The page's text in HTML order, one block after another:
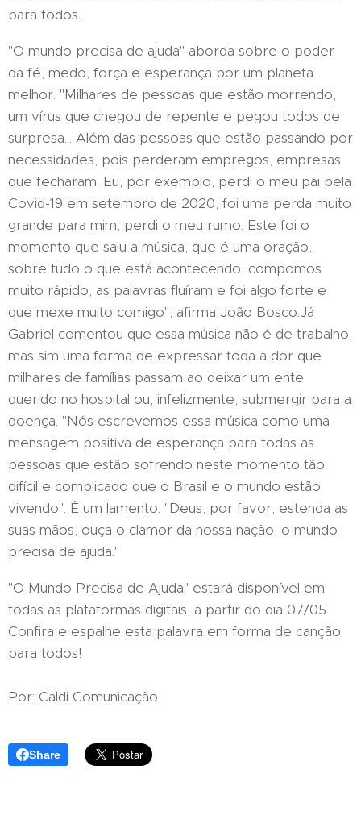
para todos.
"O mundo precisa de ajuda" aborda sobre o poder
da fé, medo, força e esperança por um planeta
melhor. "Milhares de pessoas que estão morrendo,
um vírus que chegou de repente e pegou todos de
surpresa... Além das pessoas que estão passando por
necessidades, pois perderam empregos, empresas
que fecharam. Eu, por exemplo, perdi o meu pai pela
Covid-19 em setembro de 2020, foi uma perda muito
grande para mim, perdi o meu rumo. Este foi o
momento que saiu a música, que é uma oração,
sobre tudo o que está acontecendo, compomos
muito rápido, as palavras fluíram e foi algo forte e
que mexe muito comigo", afirma João Bosco.Já
Gabriel comentou que essa música não é de trabalho,
mas sim uma forma de expressar toda a dor que
milhares de famílias passam ao deixar um ente
querido no hospital ou, infelizmente, submergir para a
doença. "Nós escrevemos essa música como uma
mensagem positiva de esperança para todas as
pessoas que estão sofrendo neste momento tão
difícil e complicado que o Brasil e o mundo estão
vivendo". É um lamento: "Deus, por favor, estenda as
suas mãos, ouça o clamor da nossa nação, o mundo
precisa de ajuda."
"O Mundo Precisa de Ajuda" estará disponível em
todas as plataformas digitais, a partir do dia 07/05.
Confira e espalhe esta palavra em forma de canção
para todos!
Por: Caldi Comunicação
Share